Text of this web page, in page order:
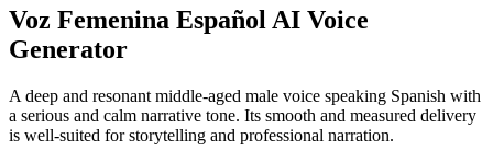
Voz Femenina Español AI Voice
Generator
A deep and resonant middle-aged male voice speaking Spanish with
a serious and calm narrative tone. Its smooth and measured delivery
is well-suited for storytelling and professional narration.